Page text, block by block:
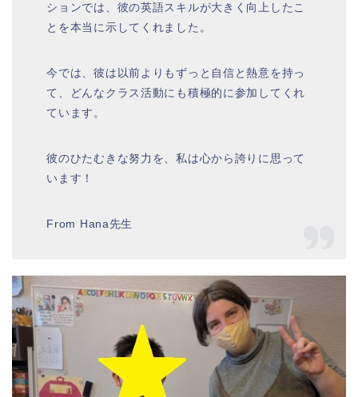
ションでは、彼の英語スキルが大きく向上したこ
とを本当に示してくれました。
今では、彼は以前よりもずっと自信と熱意を持っ
て、どんなクラス活動にも積極的に参加してくれ
ています。
彼のひたむきな努力を、私は心から誇りに思って
います！
From Hana先生